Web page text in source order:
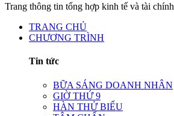
Trang thông tin tổng hợp kinh tế và tài chính
TRANG CHỦ
CHƯƠNG TRÌNH
Tin tức
BỮA SÁNG DOANH NHÂN
GIỜ THỨ 9
HÀN THỬ BIỂU